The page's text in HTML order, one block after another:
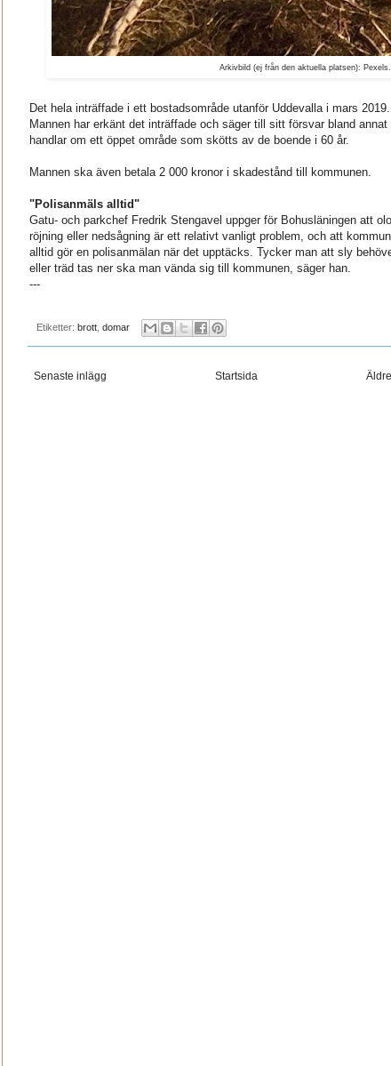
Arkivbild (ej från den aktuella platsen):
Det hela inträffade i ett bostadsområde utanför Uddevalla i mars 2019.
Mannen har erkänt det inträffade och säger till sitt försvar bland
handlar om ett öppet område som skötts av de boende i 60 år.
Mannen ska även betala 2 000 kronor i skadestånd till kommunen.
"Polisanmäls alltid"
Gatu- och parkchef Fredrik Stengavel uppger för Bohusläningen att
röjning eller nedsågning är ett relativt vanligt problem, och att
alltid gör en polisanmälan när det upptäcks. Tycker man att sly
eller träd tas ner ska man vända sig till kommunen, säger han.
---
Etiketter: brott domar
Senaste inlägg Startsida